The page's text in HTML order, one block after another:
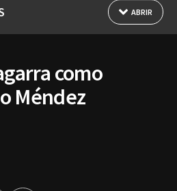
ABRIR
como
Méndez